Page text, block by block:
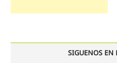
SIGUENOS EN